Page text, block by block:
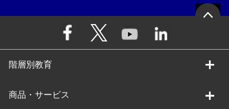
階層別教育
商品・サービス